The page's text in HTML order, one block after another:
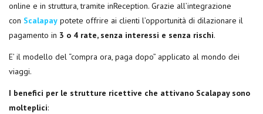
online e in struttura, tramite inReception. Grazie all’integrazione
con Scalapay potete offrire ai clienti l’opportunità di dilazionare il
pagamento in 3 o 4 rate, senza interessi e senza rischi.
E’ il modello del “compra ora, paga dopo” applicato al mondo dei
viaggi.
I benefici per le strutture ricettive che attivano Scalapay sono
molteplici: